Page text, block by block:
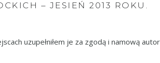
– JESIEŃ 2013 ROKU.
uzupełniłem je za zgodą i namową